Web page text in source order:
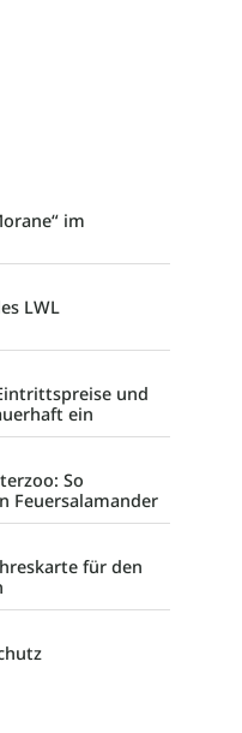
im
LWL
und
ein
So
Feuersalamander
für den